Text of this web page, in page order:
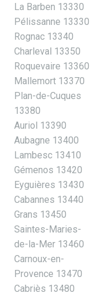
La Barben 13330
Pélissanne 13330
Rognac 13340
Charleval 13350
Roquevaire 13360
Mallemort 13370
Plan-de-Cuques
13380
Auriol 13390
Aubagne 13400
Lambesc 13410
Gémenos 13420
Eyguières 13430
Cabannes 13440
Grans 13450
Saintes-Maries-
de-la-Mer 13460
Carnoux-en-
Provence 13470
Cabriès 13480